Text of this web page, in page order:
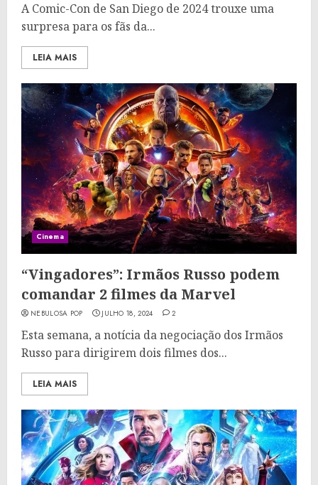
A Comic-Con de San Diego de 2024 trouxe uma
surpresa para os fãs da...
LEIA MAIS
Cinema
“Vingadores”: Irmãos Russo podem
comandar 2 filmes da Marvel
NEBULOSA POP JULHO 18, 2024 2
Esta semana, a notícia da negociação dos Irmãos
Russo para dirigirem dois filmes dos...
LEIA MAIS